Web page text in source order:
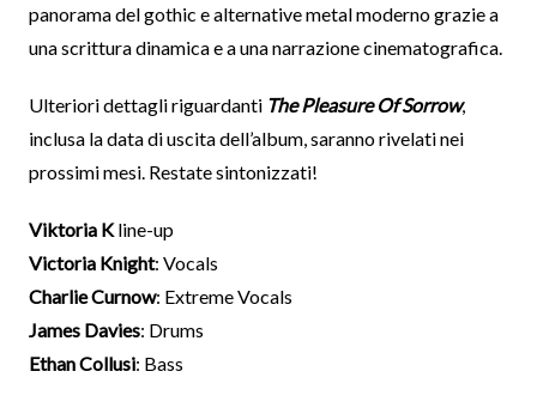
panorama del gothic e alternative metal moderno grazie a
una scrittura dinamica e a una narrazione cinematografica.
Ulteriori dettagli riguardanti The Pleasure Of Sorrow,
inclusa la data di uscita dell’album, saranno rivelati nei
prossimi mesi. Restate sintonizzati!
Viktoria Kline-up
Victoria Knight: Vocals
Charlie Curnow: Extreme Vocals
James Davies: Drums
Ethan Collusi: Bass